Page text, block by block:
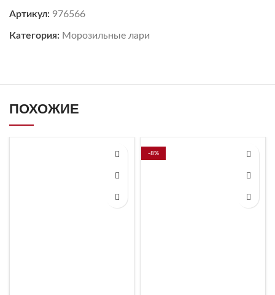
Артикул: 976566
Категория: Морозильные лари
ПОХОЖИЕ
-8%